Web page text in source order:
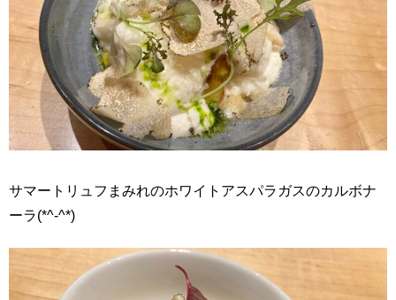
サマートリュフまみれのホワイトアスパラガスのカルボナ
ーラ(*^-^*)